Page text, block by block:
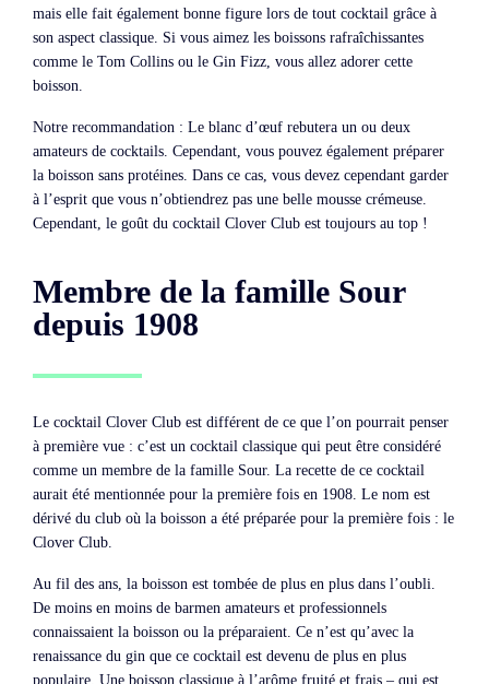
mais elle fait également bonne figure lors de tout cocktail grâce à
son aspect classique. Si vous aimez les boissons rafraîchissantes
comme le Tom Collins ou le Gin Fizz, vous allez adorer cette
boisson.
Notre recommandation : Le blanc d’œuf rebutera un ou deux
amateurs de cocktails. Cependant, vous pouvez également préparer
la boisson sans protéines. Dans ce cas, vous devez cependant garder
à l’esprit que vous n’obtiendrez pas une belle mousse crémeuse.
Cependant, le goût du cocktail Clover Club est toujours au top !
Membre de la famille Sour
depuis 1908
Le cocktail Clover Club est différent de ce que l’on pourrait penser
à première vue : c’est un cocktail classique qui peut être considéré
comme un membre de la famille Sour. La recette de ce cocktail
aurait été mentionnée pour la première fois en 1908. Le nom est
dérivé du club où la boisson a été préparée pour la première fois : le
Clover Club.
Au fil des ans, la boisson est tombée de plus en plus dans l’oubli.
De moins en moins de barmen amateurs et professionnels
connaissaient la boisson ou la préparaient. Ce n’est qu’avec la
renaissance du gin que ce cocktail est devenu de plus en plus
populaire. Une boisson classique à l’arôme fruité et frais – qui est